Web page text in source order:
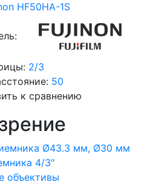
HF50HA-1S
2/3
50
к сравнению
Ø43.3 мм, Ø30 мм
4/3″
объективы